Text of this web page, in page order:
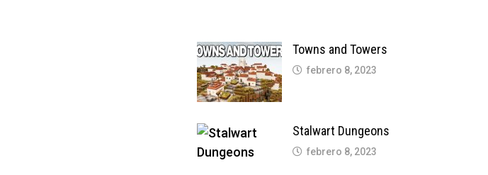
Towns and Towers
febrero 8, 2023
Stalwart Dungeons
febrero 8, 2023